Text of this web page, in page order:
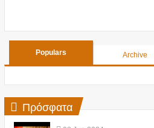
Populars Archive
Πρόσφατα